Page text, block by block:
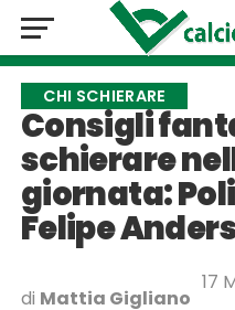
CHI SCHIERARE
Consigli
schierare
giornata:
Felipe
di Mattia Gigliano
17